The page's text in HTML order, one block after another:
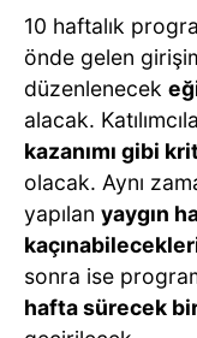
10 haftalık
önde gelen
düzenlenecek
alacak.
kazanımı gibi
olacak. Aynı
yapılan yaygın
sonra ise
hafta sürecek